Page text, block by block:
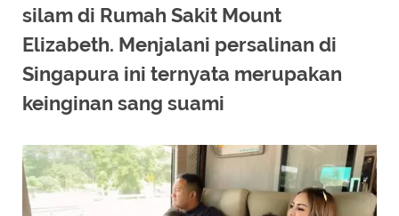
silam di Rumah Sakit Mount
Elizabeth. Menjalani persalinan di
Singapura ini ternyata merupakan
keinginan sang suami